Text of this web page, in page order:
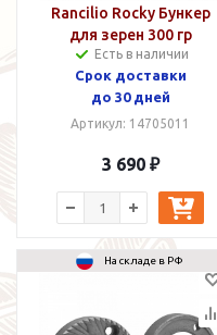
Rancilio Rocky Бункер
для зерен 300 гр
Есть в наличии
Срок доставки
до 30 дней
Артикул: 14705011
3 690 ₽
На складе в РФ